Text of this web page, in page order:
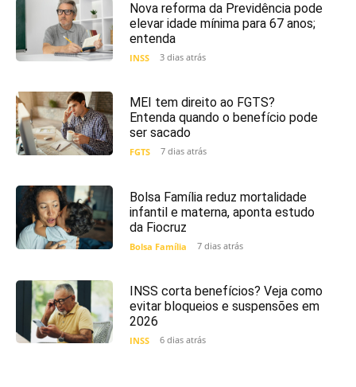
Nova reforma da Previdência pode
elevar idade mínima para 67 anos;
entenda
INSS 3 dias atrás
MEI tem direito ao FGTS?
Entenda quando o benefício pode
ser sacado
FGTS 7 dias atrás
Bolsa Família reduz mortalidade
infantil e materna, aponta estudo
da Fiocruz
Bolsa Família 7 dias atrás
INSS corta benefícios? Veja como
evitar bloqueios e suspensões em
2026
INSS 6 dias atrás